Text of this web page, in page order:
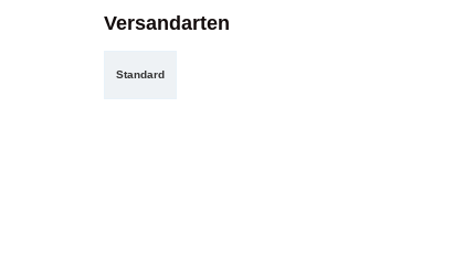
Versandarten
Standard